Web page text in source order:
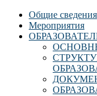
Общие сведения
Мероприятия